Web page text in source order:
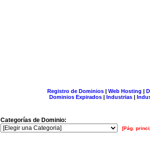
Registro de Dominios| Web Hosting |
Dominios Expirados | Industrias |
Categorías de Dominio:
[Pág.